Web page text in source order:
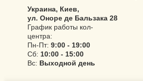
Украина, Киев,
ул. Оноре де Бальзака 28
График работы кол-
центра:
Пн-Пт: 9:00 - 19:00
Сб: 10:00 - 15:00
Вс: Выходной день